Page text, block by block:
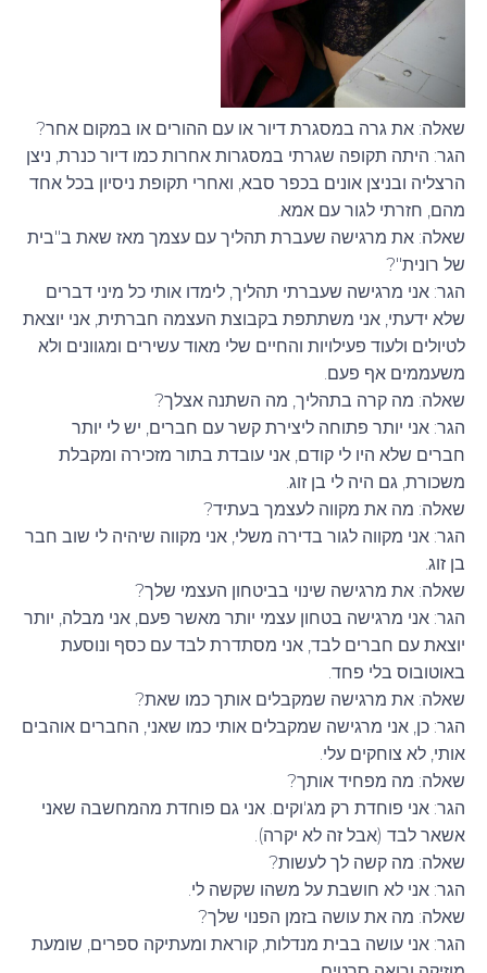
שאלה: את גרה במסגרת דיור או עם ההורים או במקום אחר?
הגר: היתה תקופה שגרתי במסגרות אחרות כמו דיור כנרת, ניצן
הרצליה ובניצן אונים בכפר סבא, ואחרי תקופת ניסיון בכל אחד
מהם, חזרתי לגור עם אמא.
שאלה: את מרגישה שעברת תהליך עם עצמך מאז שאת ב"בית
של רונית"?
הגר: אני מרגישה שעברתי תהליך, לימדו אותי כל מיני דברים
שלא ידעתי, אני משתתפת בקבוצת העצמה חברתית, אני יוצאת
לטיולים ולעוד פעילויות והחיים שלי מאוד עשירים ומגוונים ולא
משעממים אף פעם.
שאלה: מה קרה בתהליך, מה השתנה אצלך?
הגר: אני יותר פתוחה ליצירת קשר עם חברים, יש לי יותר
חברים שלא היו לי קודם, אני עובדת בתור מזכירה ומקבלת
משכורת, גם היה לי בן זוג.
שאלה: מה את מקווה לעצמך בעתיד?
הגר: אני מקווה לגור בדירה משלי, אני מקווה שיהיה לי שוב חבר
בן זוג.
שאלה: את מרגישה שינוי בביטחון העצמי שלך?
הגר: אני מרגישה בטחון עצמי יותר מאשר פעם, אני מבלה, יותר
יוצאת עם חברים לבד, אני מסתדרת לבד עם כסף ונוסעת
באוטובוס בלי פחד.
שאלה: את מרגישה שמקבלים אותך כמו שאת?
הגר: כן, אני מרגישה שמקבלים אותי כמו שאני, החברים אוהבים
אותי, לא צוחקים עלי.
שאלה: מה מפחיד אותך?
הגר: אני פוחדת רק מג'וקים. אני גם פוחדת מהמחשבה שאני
אשאר לבד (אבל זה לא יקרה).
שאלה: מה קשה לך לעשות?
הגר: אני לא חושבת על משהו שקשה לי.
שאלה: מה את עושה בזמן הפנוי שלך?
הגר: אני עושה בבית מנדלות, קוראת ומעתיקה ספרים, שומעת